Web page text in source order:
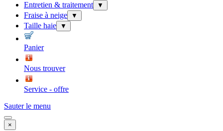
Entretien & traitement
▼
Fraise à neige ▼
Taille haie ▼
Panier
Nous trouver
Service - offre
Sauter le menu
×